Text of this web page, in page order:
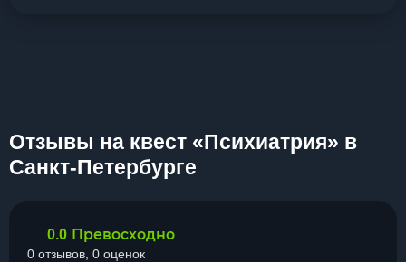
Отзывы на квест «Психиатрия» в
Санкт-Петербурге
0.0 Превосходно
0 отзывов, 0 оценок